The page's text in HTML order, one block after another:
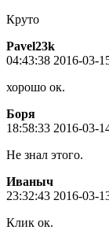
Круто
Pavel23k
04:43:38 2016-03-
хорошо ок.
Боря
18:58:33 2016-03-
Не знал этого.
Иваныч
23:32:43 2016-03-
Клик ок.